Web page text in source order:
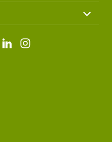
LinkedInInstagram